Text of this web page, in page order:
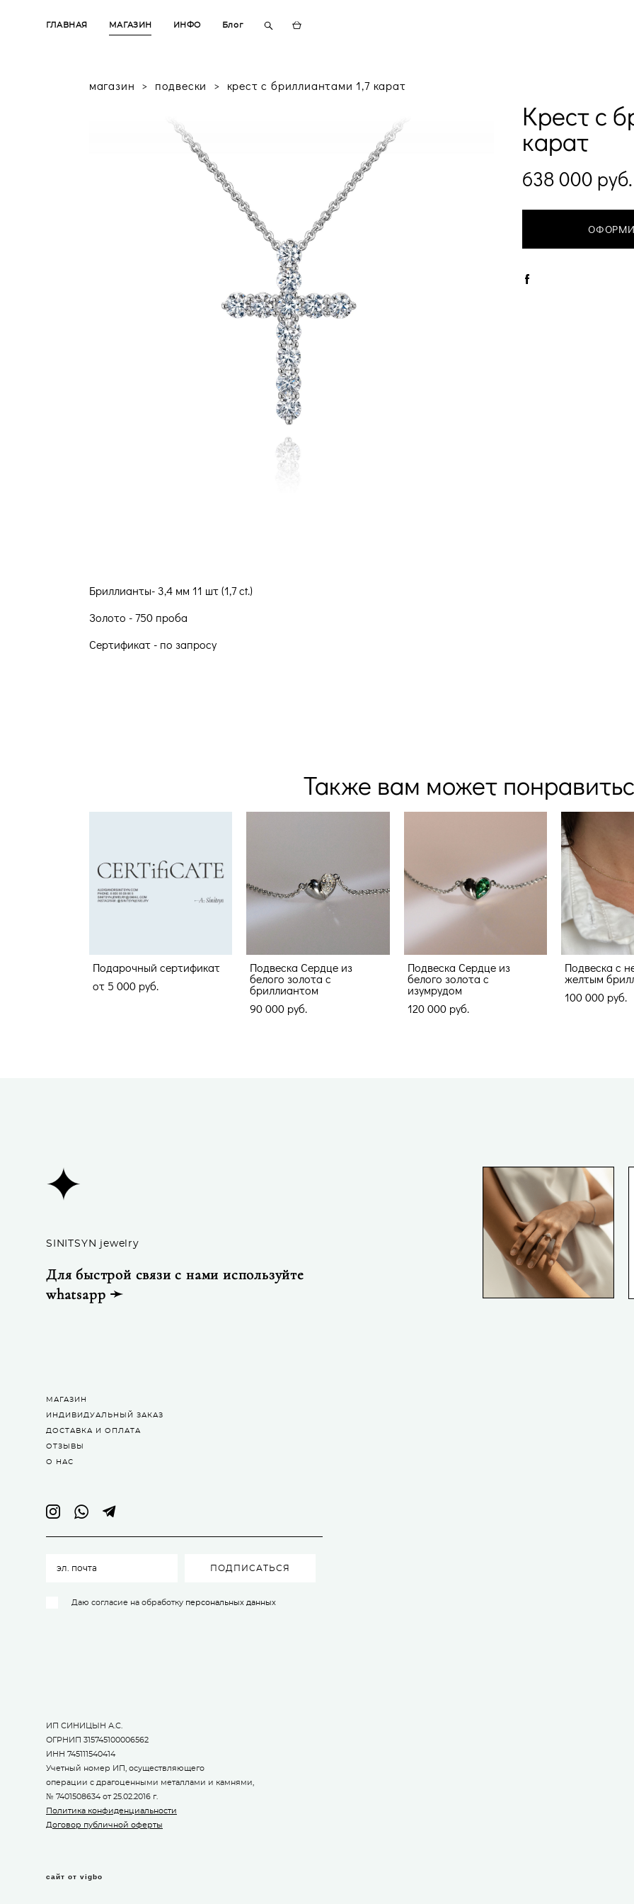
ГЛАВНАЯ МАГАЗИН ИНФО Блог
ГЛАВНАЯ МАГАЗИН ИНФО Блог
магазин > подвески > крест с бриллиантами 1,7 карат
Крест с
карат
638 000 pуб.
Бриллианты- 3,4 мм 11 шт (1,7 ct.)
Золото - 750 проба
Сертификат - по запросу
Также вам может
Подарочный сертификат
от 5 000 pуб.
Подвеска Сердце из
белого золота с
бриллиантом
90 000 pуб.
Подвеска Сердце из
белого золота с
изумрудом
120 000 pуб.
Подвеска с
желтым
100 000 pуб.
SINITSYN jewelry
Для быстрой связи с нами используйте
whatsapp ➛
МАГАЗИН
ИНДИВИДУАЛЬНЫЙ ЗАКАЗ
ДОСТАВКА И ОПЛАТА
ОТЗЫВЫ
О НАС
ПОДПИСАТЬСЯ
Даю согласие на обработку персональных данных
ИП СИНИЦЫН А.С.
ОГРНИП 315745100006562
ИНН 745111540414
Учетный номер ИП, осуществляющего
операции с драгоценными металлами и камнями,
№ 7401508634 от 25.02.2016 г.
Политика конфиденциальности
Договор публичной оферты
сайт от vigbo